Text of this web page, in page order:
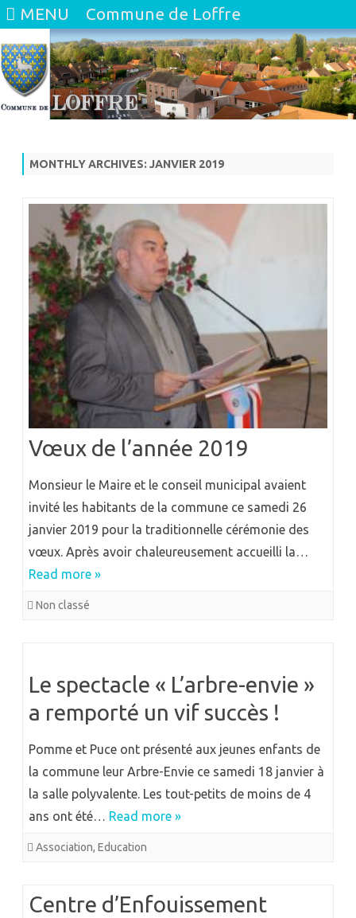
MENU Commune de Loffre
MONTHLY ARCHIVES: JANVIER 2019
Vœux de l’année 2019
Monsieur le Maire et le conseil municipal avaient
invité les habitants de la commune ce samedi 26
janvier 2019 pour la traditionnelle cérémonie des
vœux. Après avoir chaleureusement accueilli la…
Read more »
Non classé
Le spectacle « L’arbre-envie »
a remporté un vif succès !
Pomme et Puce ont présenté aux jeunes enfants de
la commune leur Arbre-Envie ce samedi 18 janvier à
la salle polyvalente. Les tout-petits de moins de 4
ans ont été… Read more »
Association, Education
Centre d’Enfouissement